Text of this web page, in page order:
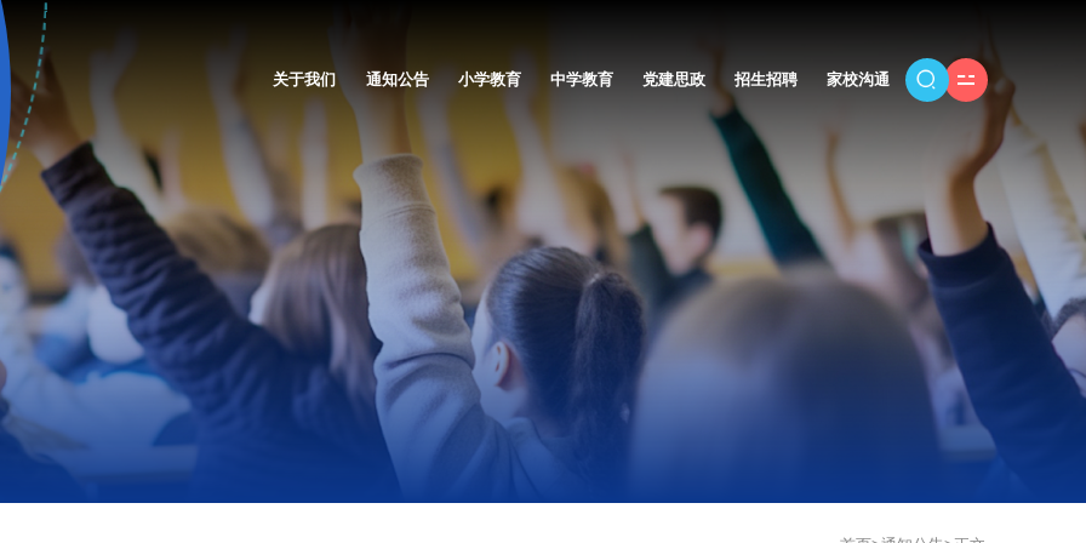
关于我们 通知公告 小学教育 中学教育 党建思政 招生招聘 家校沟通